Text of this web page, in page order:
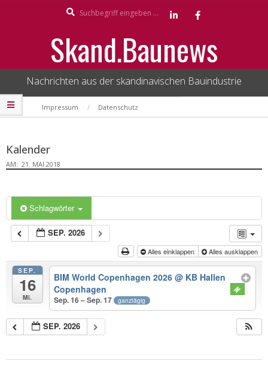
Skand.Baunews
Nachrichten aus der skandinavischen Bauindustrie
Secondary
Navigation
Impressum Datenschutz
Kalender
AM: 21. MAI 2018
Schlagwörter
SEP. 2026
Alles einklappen Alles ausklappen
SEP.
16
Mi.
BIM World Copenhagen 2026@ KB Hallen
Copenhagen
Sep. 16 – Sep. 17 ganztägig
SEP. 2026